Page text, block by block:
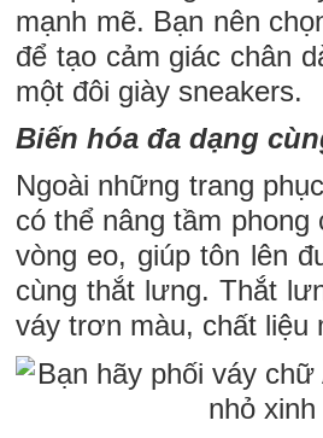
mạnh mẽ. Bạn nên
để tạo cảm giác chân
một đôi giày sneakers.
Biến hóa đa dạng
Ngoài những trang
có thể nâng tầm
vòng eo, giúp tôn lên
cùng thắt lưng. Thắt
váy trơn màu, chất liệu